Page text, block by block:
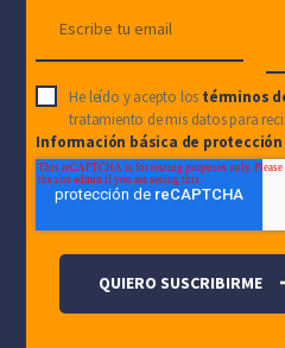
He leído y acepto los términos
tratamiento de mis datos para
Información básica de